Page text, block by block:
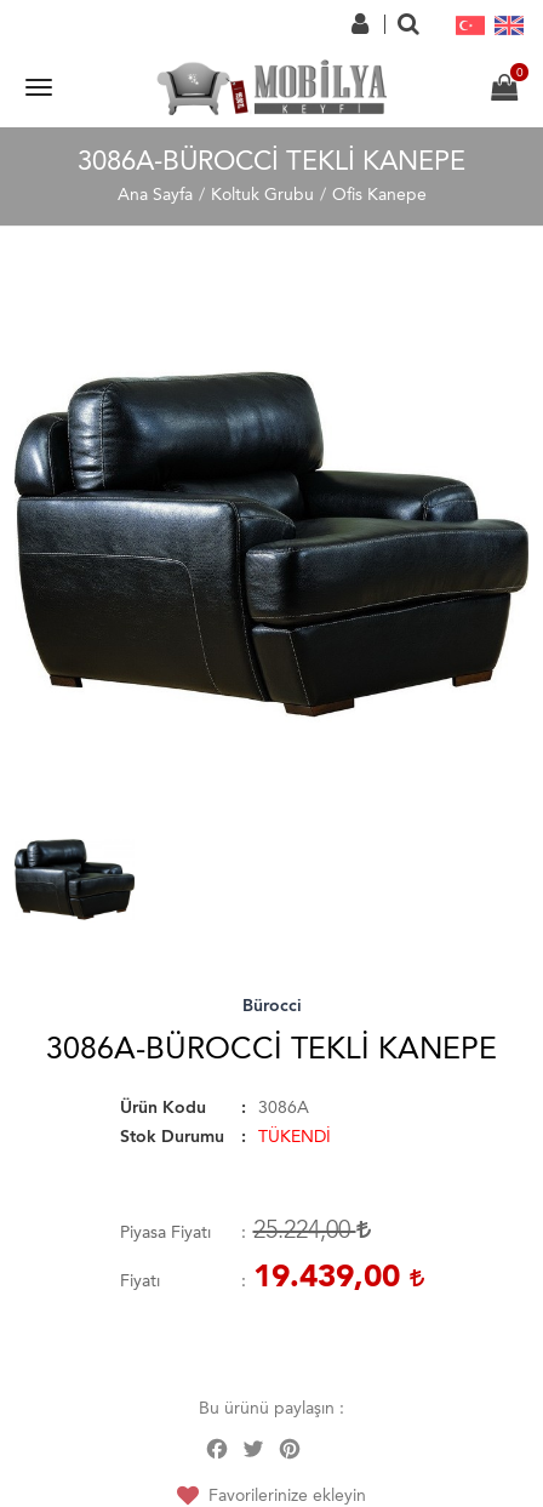
3086A-BÜROCCI TEKLI KANEPE
Ana Sayfa Koltuk Grubu Ofis Kanepe
Bürocci
3086A-BÜROCCI TEKLI KANEPE
Ürün Kodu
3086A
Stok Durumu
TÜKENDİ
Piyasa Fiyatı 25.224,00
Fiyatı 19.439,00
Bu ürünü paylaşın :
Facebook
Twitter
Favorilerinize ekleyin